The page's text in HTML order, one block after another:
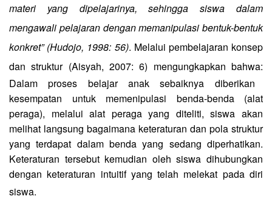
materi yang dipelajarinya, sehingga siswa dalam
mengawali pelajaran dengan memanipulasi bentuk-bentuk
konkret” (Hudojo, 1998: 56). Melalui pembelajaran konsep
dan struktur (Aisyah, 2007: 6) mengungkapkan bahwa:
Dalam proses belajar anak sebaiknya diberikan
kesempatan untuk memenipulasi benda-benda (alat
peraga), melalui alat peraga yang diteliti, siswa akan
melihat langsung bagaimana keteraturan dan pola struktur
yang terdapat dalam benda yang sedang diperhatikan.
Keteraturan tersebut kemudian oleh siswa dihubungkan
dengan keteraturan intuitif yang telah melekat pada diri
siswa.